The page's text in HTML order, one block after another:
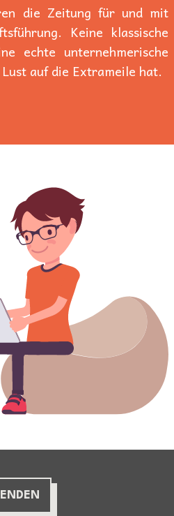
die Zeitung für und mit
Keine klassische
echte unternehmerische
auf die Extrameile hat.